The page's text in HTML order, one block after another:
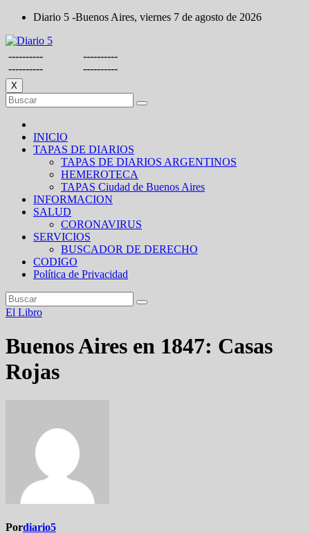
Saltar
contenido
Diario 5 -Buenos Aires, viernes 7 de agosto de 2026
----------
----------
----------
----------
X
INICIO
TAPAS DE DIARIOS
TAPAS DE DIARIOS ARGENTINOS
HEMEROTECA
TAPAS Ciudad de Buenos Aires
INFORMACION
SALUD
CORONAVIRUS
SERVICIOS
BUSCADOR DE DERECHO
CODIGO
Política de Privacidad
El Libro
Buenos Aires en 1847: Casas
Rojas
Pordiario5